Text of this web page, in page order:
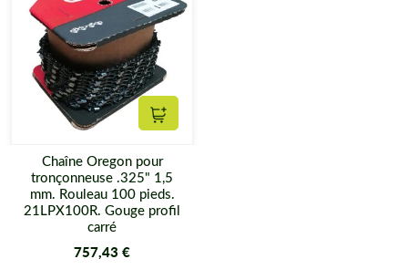
Ajouter au panier
Chaîne Oregon pour
tronçonneuse .325" 1,5
mm. Rouleau 100 pieds.
21LPX100R. Gouge profil
carré
757,43 €